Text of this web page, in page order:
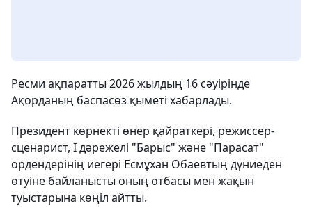
Ресми ақпаратты 2026 жылдың 16 сәуірінде
Ақорданың баспасөз қыметі хабарлады.
Президент көрнекті өнер қайраткері, режиссер-
сценарист, І дәрежелі "Барыс" және "Парасат"
ордендерінің иегері Есмұхан Обаевтың дүниеден
өтуіне байланысты оның отбасы мен жақын
туыстарына көңіл айтты.